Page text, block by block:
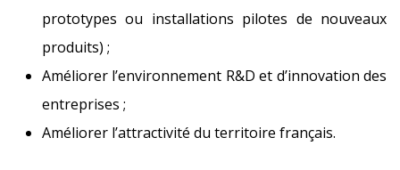
prototypes ou installations pilotes de nouveaux
produits) ;
Améliorer l’environnement R&D et d’innovation des
entreprises ;
Améliorer l’attractivité du territoire français.